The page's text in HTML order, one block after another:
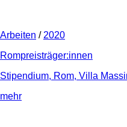
Arbeiten / 2020
Rompreisträger:innen
Stipendium, Rom, Villa
mehr